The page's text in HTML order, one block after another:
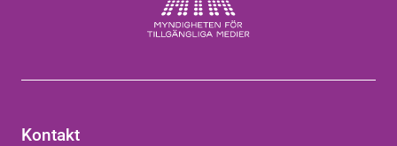
Kontakt